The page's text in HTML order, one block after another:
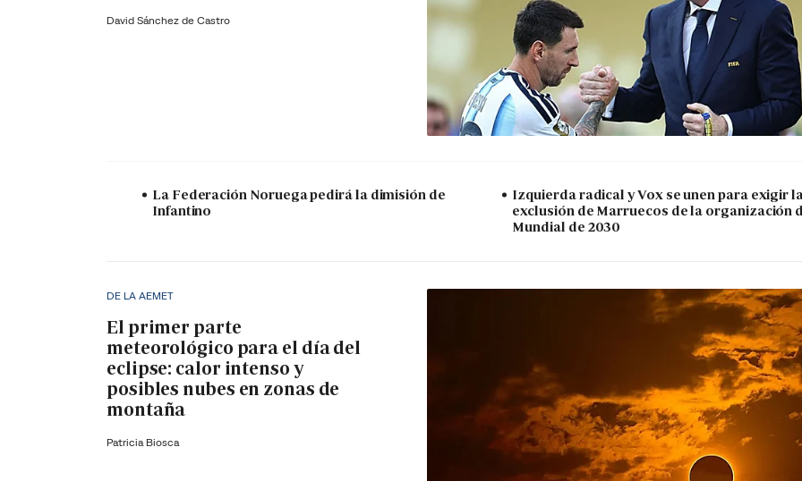
David Sánchez de Castro
La Federación Noruega pedirá la dimisión de
Infantino
Izquierda radical y Vox se unen para exigir
exclusión de Marruecos de la organización
Mundial de 2030
DE LA AEMET
El primer parte
meteorológico para el día del
eclipse: calor intenso y
posibles nubes en zonas de
montaña
Patricia Biosca